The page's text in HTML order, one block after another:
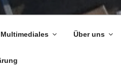
Multimediales Über uns